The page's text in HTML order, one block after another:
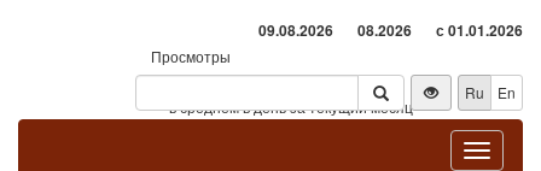
09.08.2026 08.2026 с 01.01.2026
Просмотры
Посетители
* - в среднем в день за текущий месяц
Ru En
Toggle